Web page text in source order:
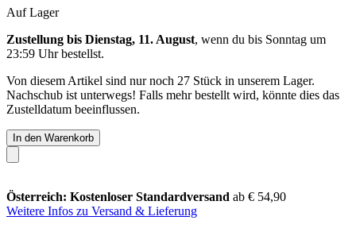
Auf Lager
Zustellung bis Dienstag, 11. August, wenn du bis Sonntag um
23:59 Uhrbestellst.
Von diesem Artikel sind nur noch 27 Stück in unserem Lager.
Nachschub ist unterwegs! Falls mehr bestellt wird, könnte dies das
Zustelldatum beeinflussen.
In den Warenkorb
Österreich: Kostenloser Standardversand ab € 54,90
Weitere Infos zu Versand & Lieferung